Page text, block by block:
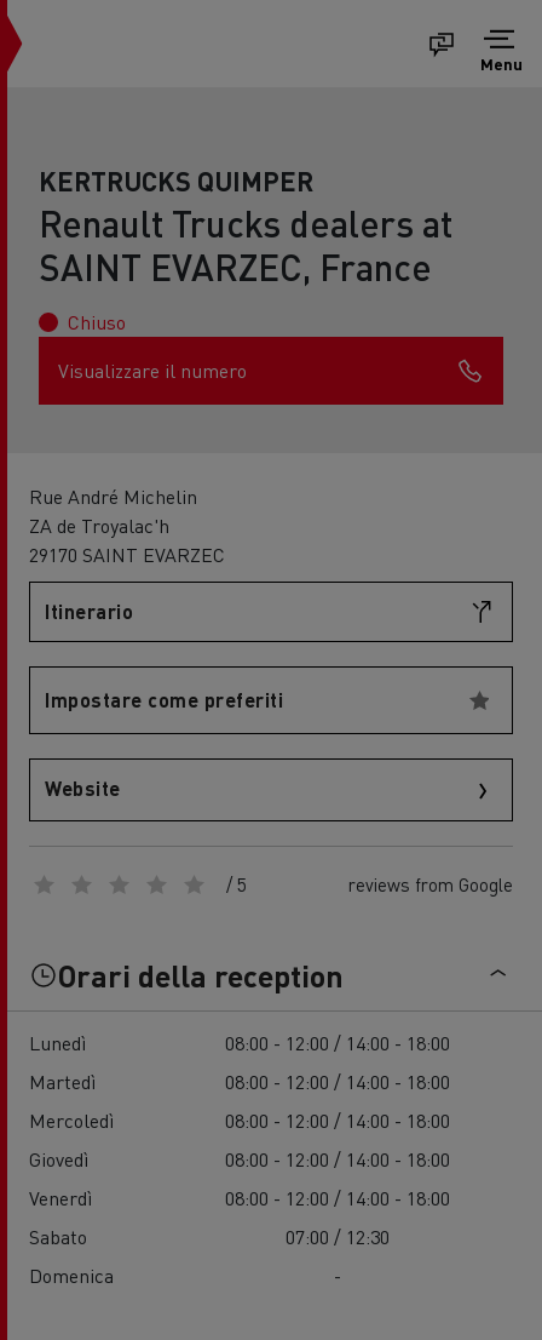
Menu
KERTRUCKS QUIMPER
Renault Trucks dealers at
SAINT EVARZEC, France
Chiuso
Visualizzare il numero
Rue André Michelin
ZA de Troyalac'h
29170 SAINT EVARZEC
Itinerario
Impostare come preferiti
Website
/ 5 reviews from Google
Orari della reception
Lunedì
08:00 - 12:00 / 14:00 - 18:00
Martedì
08:00 - 12:00 / 14:00 - 18:00
Mercoledì
08:00 - 12:00 / 14:00 - 18:00
Giovedì
08:00 - 12:00 / 14:00 - 18:00
Venerdì
08:00 - 12:00 / 14:00 - 18:00
Sabato
07:00 / 12:30
Domenica
-